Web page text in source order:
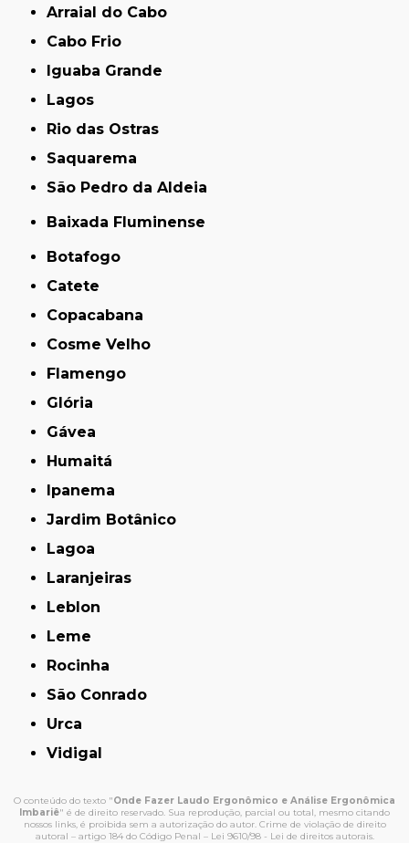
Arraial do Cabo
Cabo Frio
Iguaba Grande
Lagos
Rio das Ostras
Saquarema
São Pedro da Aldeia
Baixada Fluminense
Botafogo
Catete
Copacabana
Cosme Velho
Flamengo
Glória
Gávea
Humaitá
Ipanema
Jardim Botânico
Lagoa
Laranjeiras
Leblon
Leme
Rocinha
São Conrado
Urca
Vidigal
O conteúdo do texto "Onde Fazer Laudo Ergonômico e Análise Ergonômica
Imbariê" é de direito reservado. Sua reprodução, parcial ou total, mesmo citando
nossos links, é proibida sem a autorização do autor. Crime de violação de direito
autoral – artigo 184 do Código Penal – Lei 9610/98 - Lei de direitos autorais.